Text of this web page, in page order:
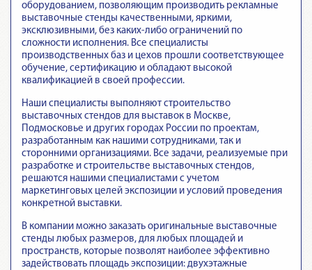
оборудованием, позволяющим производить рекламные
выставочные стенды качественными, яркими,
эксклюзивными, без каких-либо ограничений по
сложности исполнения. Все специалисты
производственных баз и цехов прошли соответствующее
обучение, сертификацию и обладают высокой
квалификацией в своей профессии.
Наши специалисты выполняют строительство
выставочных стендов для выставок в Москве,
Подмосковье и других городах России по проектам,
разработанным как нашими сотрудниками, так и
сторонними организациями. Все задачи, реализуемые при
разработке и строительстве выставочных стендов,
решаются нашими специалистами с учетом
маркетинговых целей экспозиции и условий проведения
конкретной выставки.
В компании можно заказать оригинальные выставочные
стенды любых размеров, для любых площадей и
пространств, которые позволят наиболее эффективно
задействовать площадь экспозиции: двухэтажные